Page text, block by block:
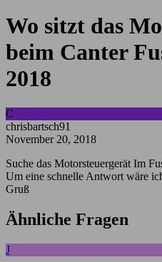
Wo sitzt das
beim Canter
2018
C
chrisbartsch91
November 20, 2018
Suche das Motorsteuergerät Im
Um eine schnelle Antwort wäre
Gruß
Ähnliche Fragen
J